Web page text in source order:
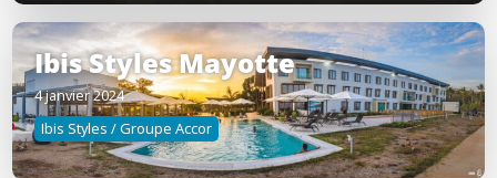
Ibis Styles Mayotte
4 janvier 2024
Ibis Styles / Groupe Accor